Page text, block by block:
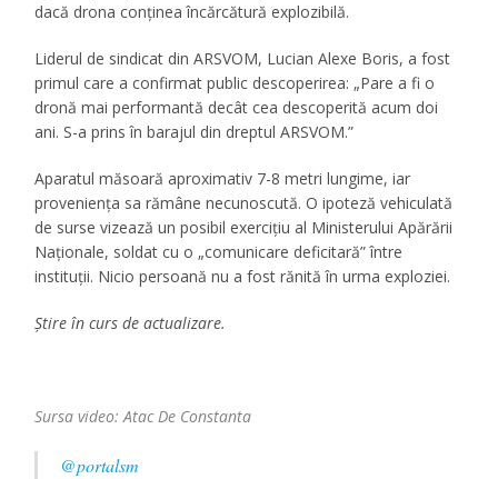
dacă drona conținea încărcătură explozibilă.
Liderul de sindicat din ARSVOM, Lucian Alexe Boris, a fost
primul care a confirmat public descoperirea: „Pare a fi o
dronă mai performantă decât cea descoperită acum doi
ani. S-a prins în barajul din dreptul ARSVOM.”
Aparatul măsoară aproximativ 7-8 metri lungime, iar
proveniența sa rămâne necunoscută. O ipoteză vehiculată
de surse vizează un posibil exercițiu al Ministerului Apărării
Naționale, soldat cu o „comunicare deficitară” între
instituții. Nicio persoană nu a fost rănită în urma exploziei.
Știre în curs de actualizare.
Sursa video:Atac De Constanta
@portalsm